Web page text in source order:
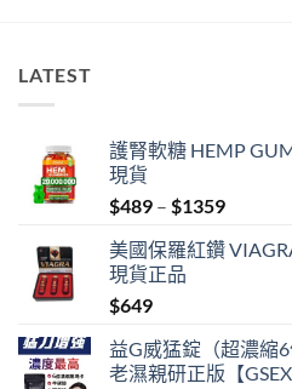
LATEST
護腎軟糖 HEMP
現貨
$489 – $1359Price
$489
美國保羅紅鑽
現貨正品
$649
益G威猛錠（超濃縮
老濕親研正版【